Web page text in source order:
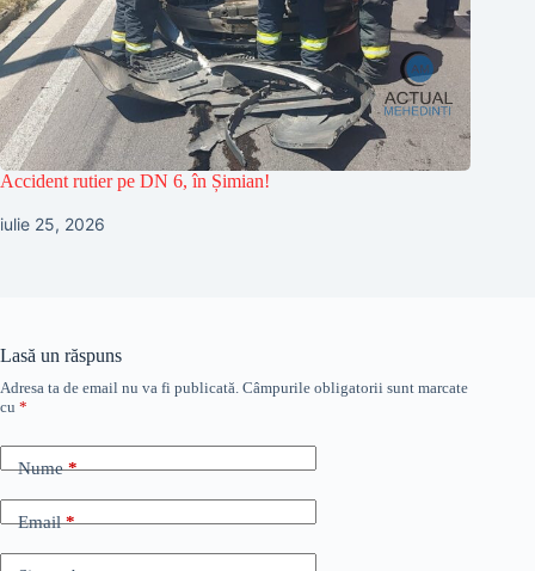
Accident rutier pe DN 6, în Șimian!
iulie 25, 2026
Lasă un răspuns
Adresa ta de email nu va fi publicată. Câmpurile obligatorii sunt marcate
cu *
Nume*
Email*